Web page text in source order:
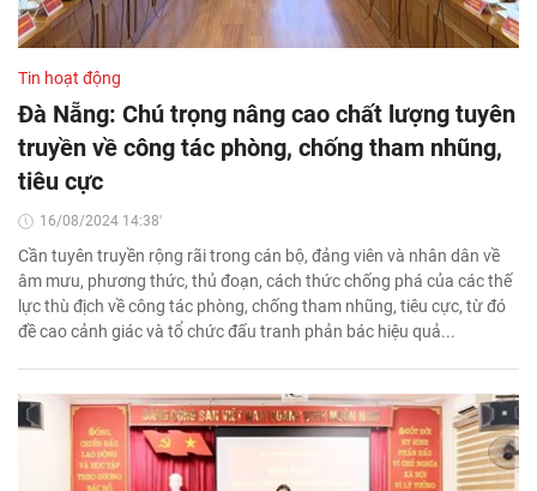
Tin hoạt động
Đà Nẵng: Chú trọng nâng cao chất lượng tuyên
truyền về công tác phòng, chống tham nhũng,
tiêu cực
16/08/2024 14:38'
Cần tuyên truyền rộng rãi trong cán bộ, đảng viên và nhân dân về
âm mưu, phương thức, thủ đoạn, cách thức chống phá của các thế
lực thù địch về công tác phòng, chống tham nhũng, tiêu cực, từ đó
đề cao cảnh giác và tổ chức đấu tranh phản bác hiệu quả...